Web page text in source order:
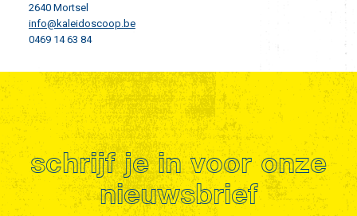
2640 Mortsel
info@kaleidoscoop.be
0469 14 63 84
schrijf je in voor onze
nieuwsbrief